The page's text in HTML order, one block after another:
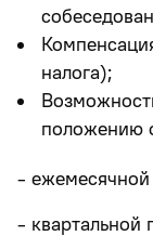
налога);
положению
-
- квартальной